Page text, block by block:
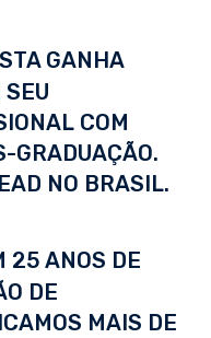
GANHA
COM
GRADUAÇÃO.
NO BRASIL.
25 ANOS DE
DE
MAIS DE